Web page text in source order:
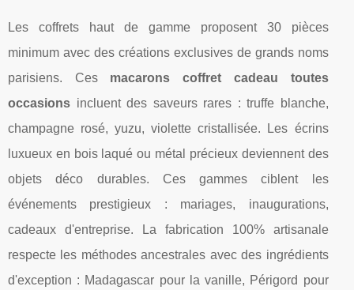
Les coffrets haut de gamme proposent 30 pièces
minimum avec des créations exclusives de grands noms
parisiens. Ces macarons coffret cadeau toutes
occasions incluent des saveurs rares : truffe blanche,
champagne rosé, yuzu, violette cristallisée. Les écrins
luxueux en bois laqué ou métal précieux deviennent des
objets déco durables. Ces gammes ciblent les
événements prestigieux : mariages, inaugurations,
cadeaux d'entreprise. La fabrication 100% artisanale
respecte les méthodes ancestrales avec des ingrédients
d'exception : Madagascar pour la vanille, Périgord pour